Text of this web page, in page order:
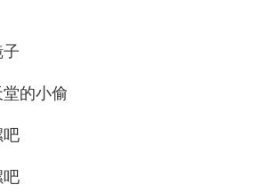
的小偷
吧
吧